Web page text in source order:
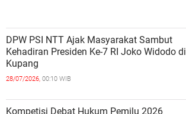
DPW PSI NTT Ajak Masyarakat Sambut
Kehadiran Presiden Ke-7 RI Joko Widodo di
Kupang
28/07/2026, 00:10 WIB
Kompetisi Debat Hukum Pemilu 2026